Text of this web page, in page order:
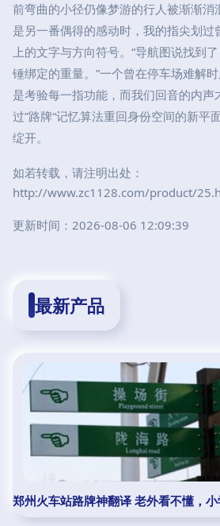
前弯曲的小径仍像梦游的行人被渐渐消
是另一番偶得的感动时，我的指尖划过
上的文字与方向符号。“导航图说找到
锤绑定的重量。”一个曾在停车场难解
是考验每一指功能，而我们回音的内
过”路牌“记忆算法重回身份空间的新平
绽开。
如若转载，请注明出处：
http://www.zc1128.com/product/
更新时间：2026-08-06 12:09:39
最新产品
郑州火车站路牌神翻译 老外看不懂，